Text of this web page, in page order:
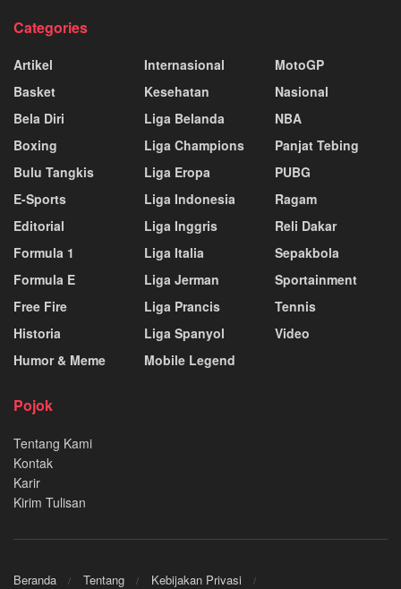
Categories
Artikel
Basket
Bela Diri
Boxing
Bulu Tangkis
E-Sports
Editorial
Formula 1
Formula E
Free Fire
Historia
Humor & Meme
Internasional
Kesehatan
Liga Belanda
Liga Champions
Liga Eropa
Liga Indonesia
Liga Inggris
Liga Italia
Liga Jerman
Liga Prancis
Liga Spanyol
Mobile Legend
MotoGP
Nasional
NBA
Panjat Tebing
PUBG
Ragam
Reli Dakar
Sepakbola
Sportainment
Tennis
Video
Pojok
Tentang Kami
Kontak
Karir
Kirim Tulisan
Beranda Tentang Kebijakan Privasi